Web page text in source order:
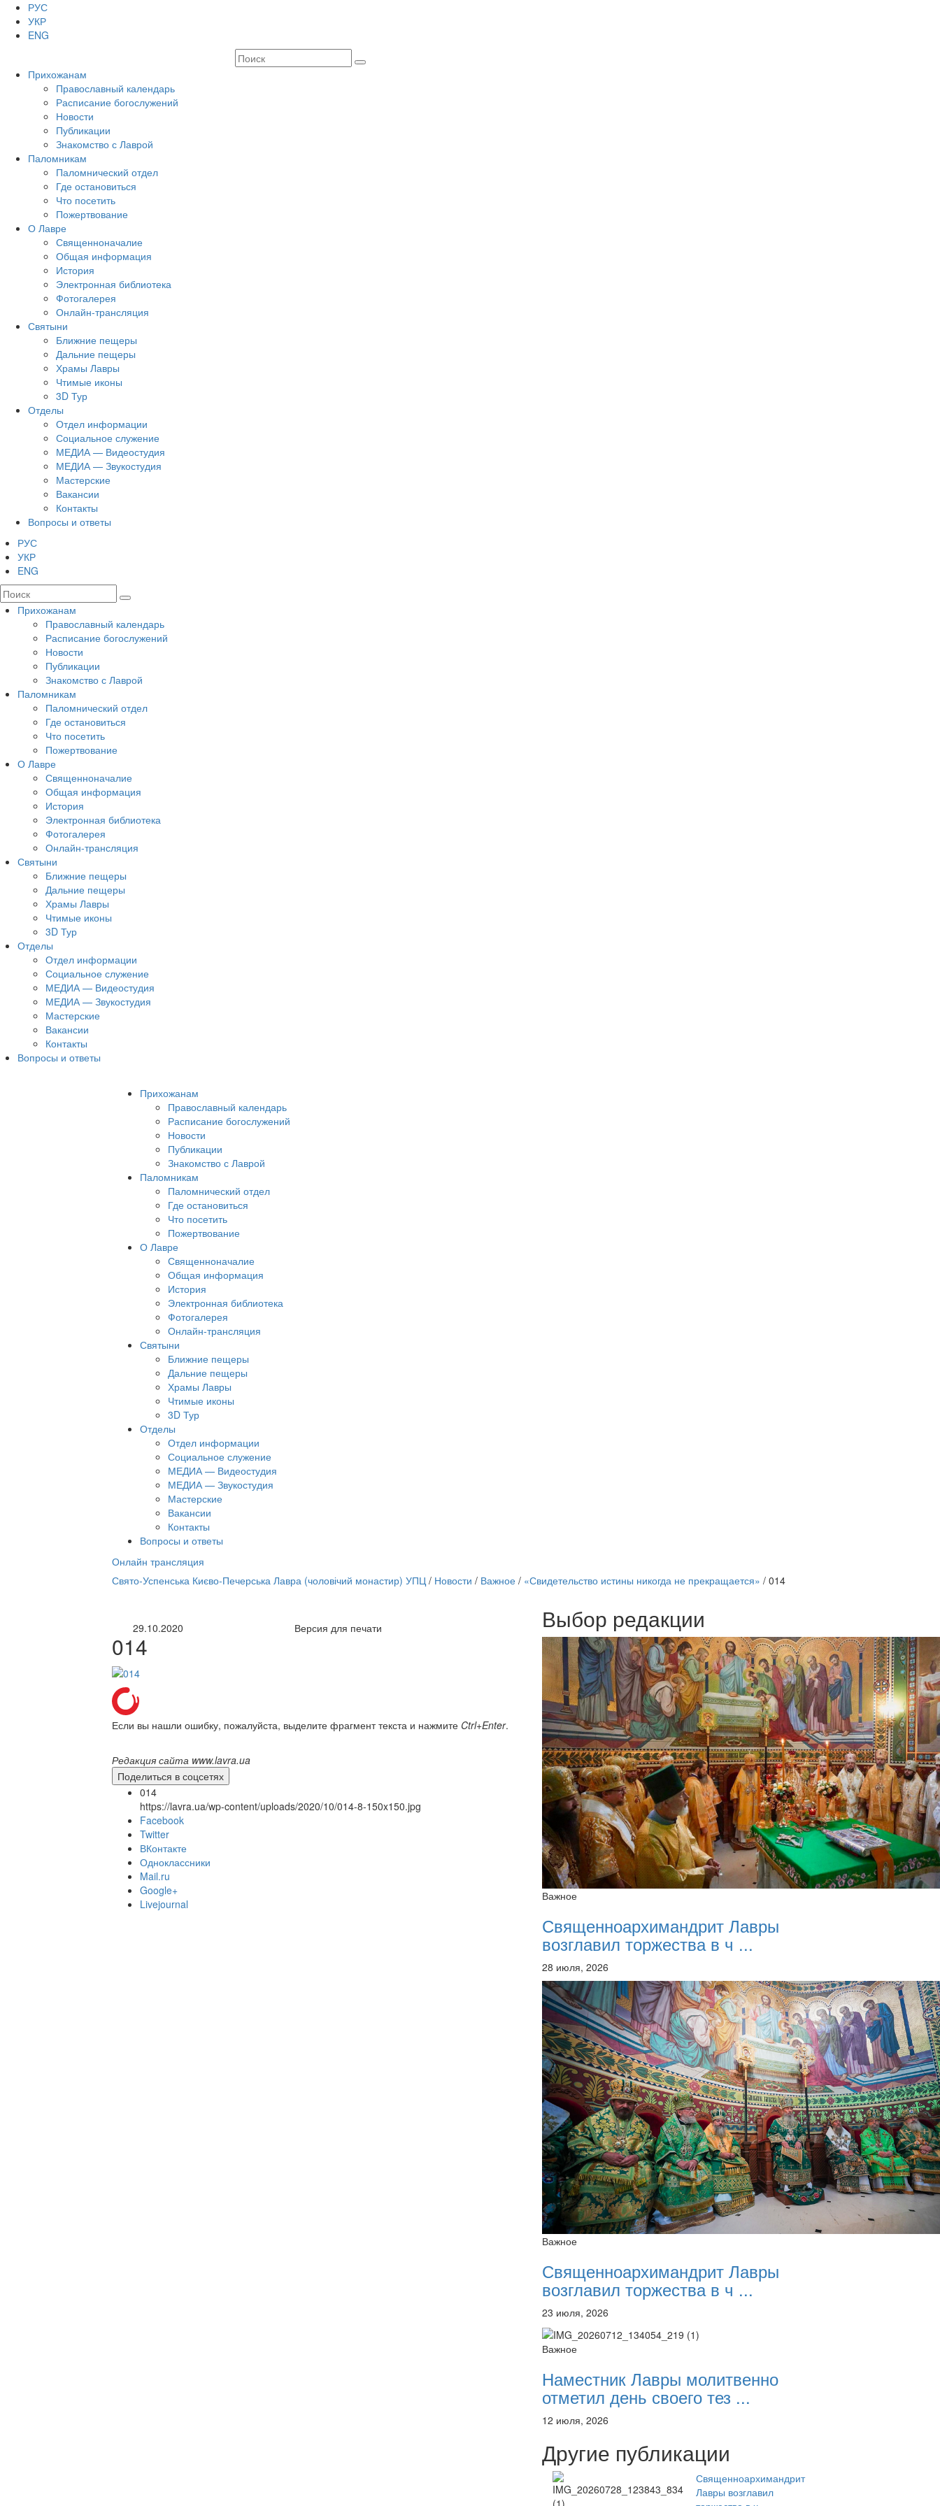
РУС
УКР
ENG
Прихожанам
Православный календарь
Расписание богослужений
Новости
Публикации
Знакомство с Лаврой
Паломникам
Паломнический отдел
Где остановиться
Что посетить
Пожертвование
О Лавре
Священноначалие
Общая информация
История
Электронная библиотека
Фотогалерея
Онлайн-трансляция
Святыни
Ближние пещеры
Дальние пещеры
Храмы Лавры
Чтимые иконы
3D Тур
Отделы
Отдел информации
Социальное служение
МЕДИА — Видеостудия
МЕДИА — Звукостудия
Мастерские
Вакансии
Контакты
Вопросы и ответы
РУС
УКР
ENG
Прихожанам
Православный календарь
Расписание богослужений
Новости
Публикации
Знакомство с Лаврой
Паломникам
Паломнический отдел
Где остановиться
Что посетить
Пожертвование
О Лавре
Священноначалие
Общая информация
История
Электронная библиотека
Фотогалерея
Онлайн-трансляция
Святыни
Ближние пещеры
Дальние пещеры
Храмы Лавры
Чтимые иконы
3D Тур
Отделы
Отдел информации
Социальное служение
МЕДИА — Видеостудия
МЕДИА — Звукостудия
Мастерские
Вакансии
Контакты
Вопросы и ответы
Прихожанам
Православный календарь
Расписание богослужений
Новости
Публикации
Знакомство с Лаврой
Паломникам
Паломнический отдел
Где остановиться
Что посетить
Пожертвование
О Лавре
Священноначалие
Общая информация
История
Электронная библиотека
Фотогалерея
Онлайн-трансляция
Святыни
Ближние пещеры
Дальние пещеры
Храмы Лавры
Чтимые иконы
3D Тур
Отделы
Отдел информации
Социальное служение
МЕДИА — Видеостудия
МЕДИА — Звукостудия
Мастерские
Вакансии
Контакты
Вопросы и ответы
Онлайн трансляция
12 сентября
Онлайн трансляции
Веб-камеры
12 сентября 2015Название трансляции
12 сентября 2015Название трансляции
12 сентября 2015Название трансляции
12 сентября 2015Название трансляции
12 сентября 2015 Название трансляции
12 сентября 2015Название трансляции
12 сентября 2015Название трансляции
12 сентября 2015Название трансляции
Перейти к архиву
Свято-Успенська Києво-Печерська Лавра (чоловічий монастир) УПЦ/ Новости / Важное/ «Свидетельство истины никогда не прекращается» / 014
29.10.2020 Версия для печати
014
Если вы нашли ошибку, пожалуйста, выделите фрагмент текста и нажмите Ctrl+Enter.
Редакция сайта www.lavra.ua
Поделиться в соцсетях
014
https://lavra.ua/wp-content/uploads/2020/10/014-8-150x150.jpg
Facebook
Twitter
ВКонтакте
Одноклассники
Mail.ru
Google+
Livejournal
Выбор редакции
Важное
Священноархимандрит Лавры
возглавил торжества в ч ...
28 июля, 2026
Важное
Священноархимандрит Лавры
возглавил торжества в ч ...
23 июля, 2026
Важное
Наместник Лавры молитвенно
отметил день своего тез ...
12 июля, 2026
Другие публикации
Священноархимандрит
Лавры возглавил